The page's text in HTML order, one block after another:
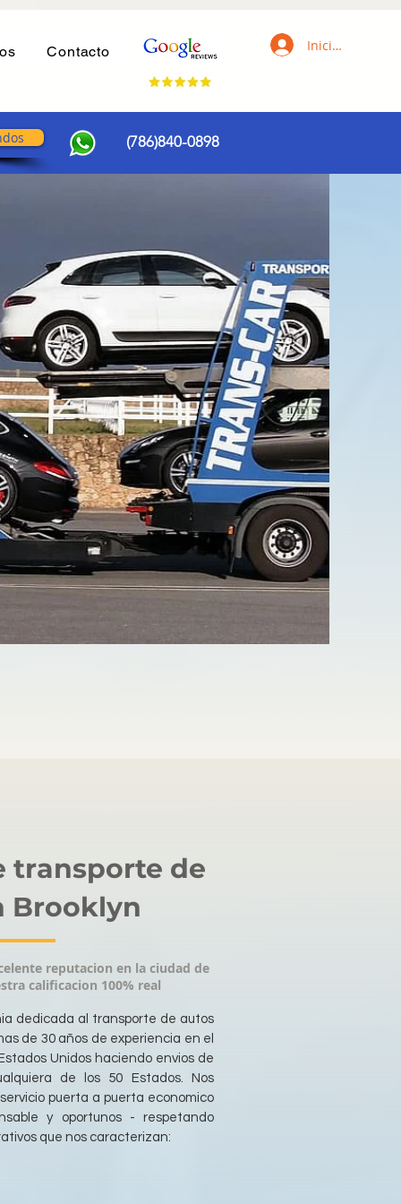
Contacto Iniciar sesión
(786)840-0898
transporte de
Brooklyn
reputacion en la ciudad de
calificacion 100% real
dedicada al transporte de autos
de 30 años de experiencia en el
Unidos haciendo envios de
de los 50 Estados. Nos
puerta a puerta economico
y oportunos - respetando
que nos caracterizan: